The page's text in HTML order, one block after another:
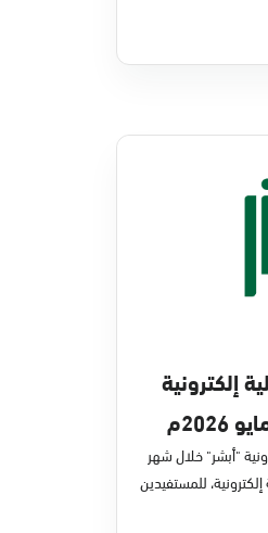
عملية إلكترونية
"أبشر" خلال شهر
43,722,443 عملية إلكترونية، للمستفيدين